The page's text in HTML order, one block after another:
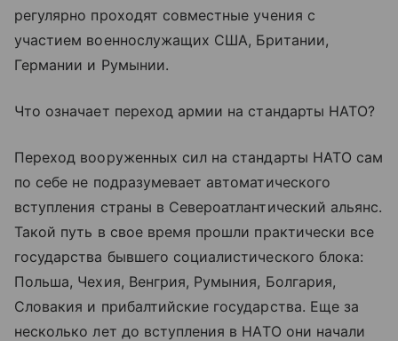
регулярно проходят совместные учения с
участием военнослужащих США, Британии,
Германии и Румынии.
Что означает переход армии на стандарты НАТО?
Переход вооруженных сил на стандарты НАТО сам
по себе не подразумевает автоматического
вступления страны в Североатлантический альянс.
Такой путь в свое время прошли практически все
государства бывшего социалистического блока:
Польша, Чехия, Венгрия, Румыния, Болгария,
Словакия и прибалтийские государства. Еще за
несколько лет до вступления в НАТО они начали